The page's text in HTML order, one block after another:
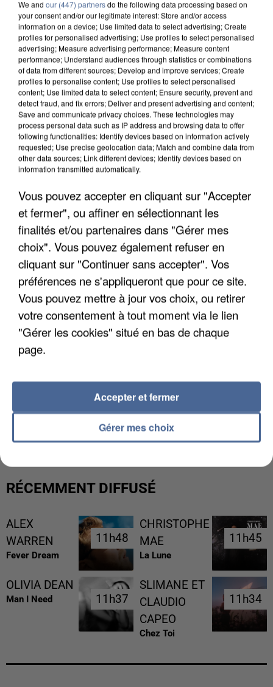
L’UN DES FONDATEURS SUPPOSÉS DE LA DZ
MAFIA INTERPELLÉ EN ALGÉRIE
UN SECOND CADRE DE LA DZ MAFIA
INTERPELLÉ EN ALGÉRIE
RÉCEMMENT DIFFUSÉ
ALEX
WARREN
Fever Dream
11h48
11h48
CHRISTOPHE
MAE
La Lune
11h45
11h45
OLIVIA DEAN
Man I Need 11h37
11h37
SLIMANE ET
CLAUDIO
CAPEO
Chez Toi
11h34
11h34
We and our (447) partnersdo the following data processing based on
your consent and/or our legitimate interest: Store and/or access
information on a device; Use limited data to select advertising; Create
profiles for personalised advertising; Use profiles to select personalised
advertising; Measure advertising performance; Measure content
performance; Understand audiences through statistics or combinations
of data from different sources; Develop and improve services; Create
profiles to personalise content; Use profiles to select personalised
content; Use limited data to select content; Ensure security, prevent and
detect fraud, and fix errors; Deliver and present advertising and content;
Save and communicate privacy choices. These technologies may
process personal data such as IP address and browsing data to offer
following functionalities: Identify devices based on information actively
requested; Use precise geolocation data; Match and combine data from
other data sources; Link different devices; Identify devices based on
information transmitted automatically.
Vous pouvez accepter en cliquant sur "Accepter
et fermer", ou affiner en sélectionnant les
finalités et/ou partenaires dans "Gérer mes
choix". Vous pouvez également refuser en
cliquant sur "Continuer sans accepter". Vos
préférences ne s'appliqueront que pour ce site.
Vous pouvez mettre à jour vos choix, ou retirer
votre consentement à tout moment via le lien
"Gérer les cookies" situé en bas de chaque
page.
Gérer mes choix
Accepter et fermer